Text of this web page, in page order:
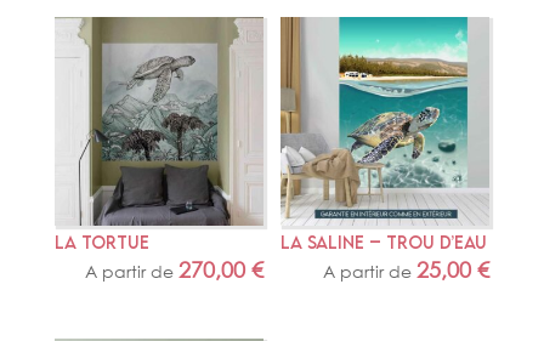
LA TORTUE
A partir de 270,00 €
LA SALINE – TROU D’EAU
A partir de25,00€